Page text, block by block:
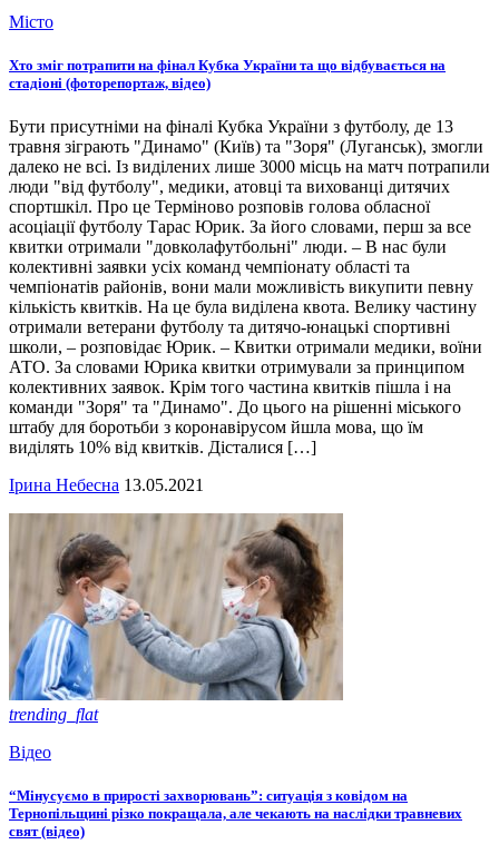
Місто
Хто зміг потрапити на фінал Кубка України та що відбувається на
стадіоні (фоторепортаж, відео)
Бути присутніми на фіналі Кубка України з футболу, де 13
травня зіграють "Динамо" (Київ) та "Зоря" (Луганськ), змогли
далеко не всі. Із виділених лише 3000 місць на матч потрапили
люди "від футболу", медики, атовці та вихованці дитячих
спортшкіл. Про це Терміново розповів голова обласної
асоціації футболу Тарас Юрик. За його словами, перш за все
квитки отримали "довколафутбольні" люди. – В нас були
колективні заявки усіх команд чемпіонату області та
чемпіонатів районів, вони мали можливість викупити певну
кількість квитків. На це була виділена квота. Велику частину
отримали ветерани футболу та дитячо-юнацькі спортивні
школи, – розповідає Юрик. – Квитки отримали медики, воїни
АТО. За словами Юрика квитки отримували за принципом
колективних заявок. Крім того частина квитків пішла і на
команди "Зоря" та "Динамо". До цього на рішенні міського
штабу для боротьби з коронавірусом йшла мова, що їм
виділять 10% від квитків. Дісталися […]
Ірина Небесна 13.05.2021
trending_flat
Відео
“Мінусуємо в прирості захворювань”: ситуація з ковідом на
Тернопільщині різко покращала, але чекають на наслідки травневих
свят (відео)